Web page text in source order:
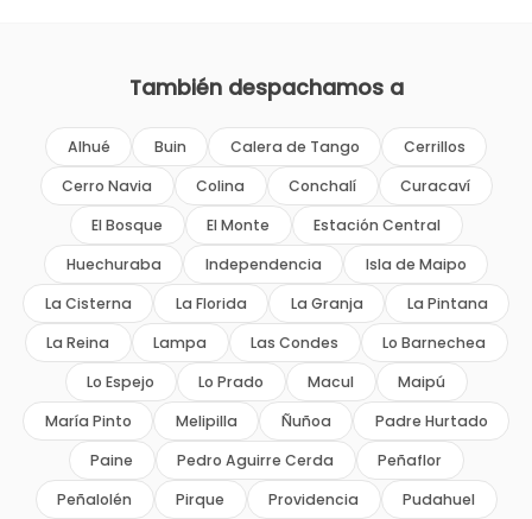
También despachamos a
Alhué Buin Calera de Tango
Cerrillos
Cerro Navia
Colina Conchalí
Curacaví
El Bosque
El Monte
Estación Central
Huechuraba
Independencia
Isla de Maipo
La Cisterna
La Florida La Granja
La Pintana
La Reina
Lampa Las Condes
Lo Barnechea
Lo Espejo
Lo Prado Macul
Maipú
María Pinto
Melipilla Ñuñoa
Padre Hurtado
Paine
Pedro Aguirre Cerda
Peñaflor
Peñalolén
Pirque Providencia Pudahuel